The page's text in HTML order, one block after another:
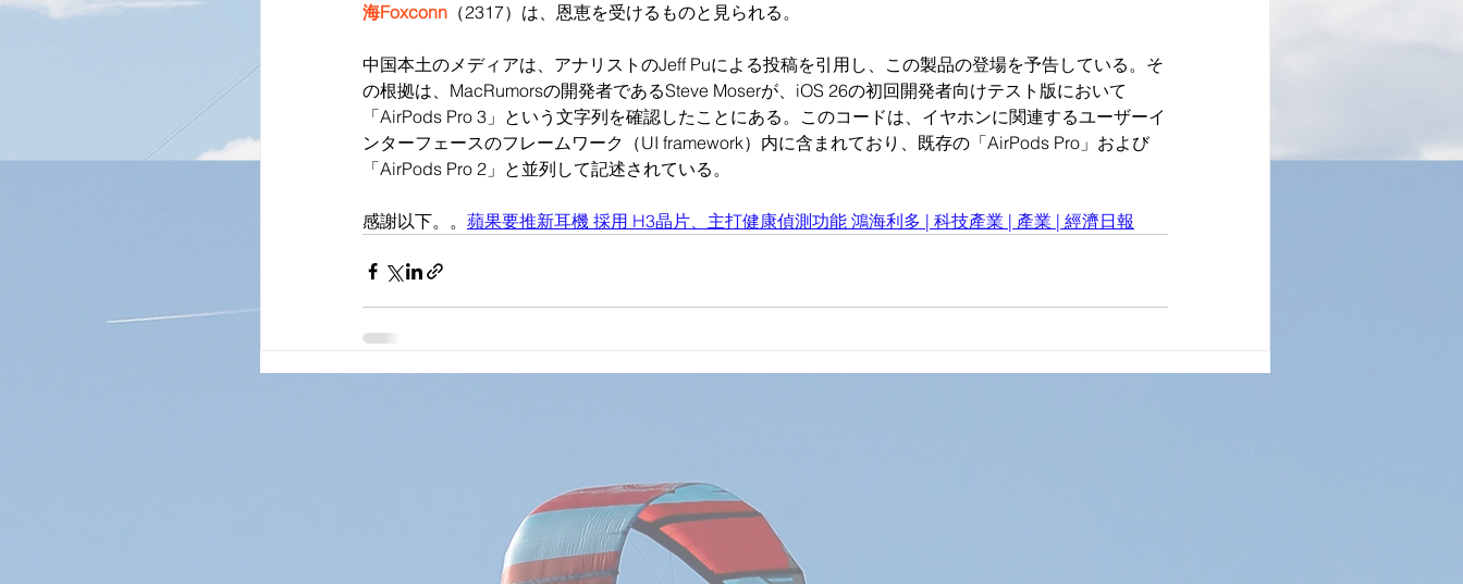
海Foxconn （2317）は、恩恵を受けるものと見られる。
中国本土のメディアは、アナリストのJeff Puによる投稿を引用し、この製品の登場を予告している。そ
の根拠は、MacRumorsの開発者であるSteve Moserが、iOS 26の初回開発者向けテスト版において
「AirPods Pro 3」という文字列を確認したことにある。このコードは、イヤホンに関連するユーザーイ
ンターフェースのフレームワーク（UI framework）内に含まれており、既存の「AirPods Pro」および
「AirPods Pro 2」と並列して記述されている。
感謝以下。。 蘋果要推新耳機 採用 H3晶片、主打健康偵測功能 鴻海利多 | 科技產業 | 產業 | 經濟日報